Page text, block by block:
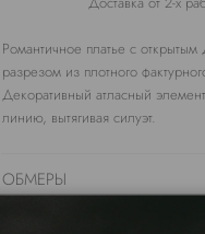
Романтичное платье с
разрезом из плотного
Декоративный атласный
линию, вытягивая силуэт.
ОБМЕРЫ